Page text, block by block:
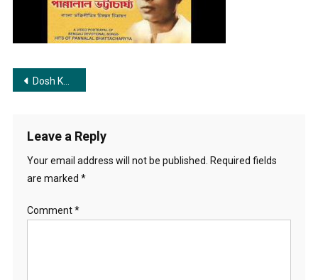
নয়
গো
মা
Post
Dosh Karo Noy Go Maa | দোষ কারো নয় গো মা
Leave a Reply
Your email address will not be published.
Required fields
are marked *
Comment*